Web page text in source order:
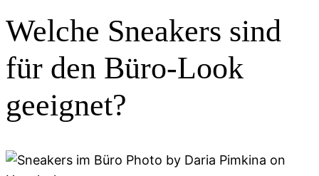
Welche Sneakers sind
für den Büro-Look
geeignet?